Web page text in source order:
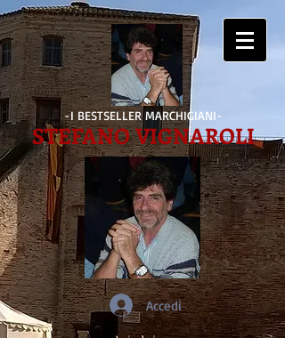
-I BESTSELLER MARCHIGIANI-
STEFANO VIGNAROLI
Accedi